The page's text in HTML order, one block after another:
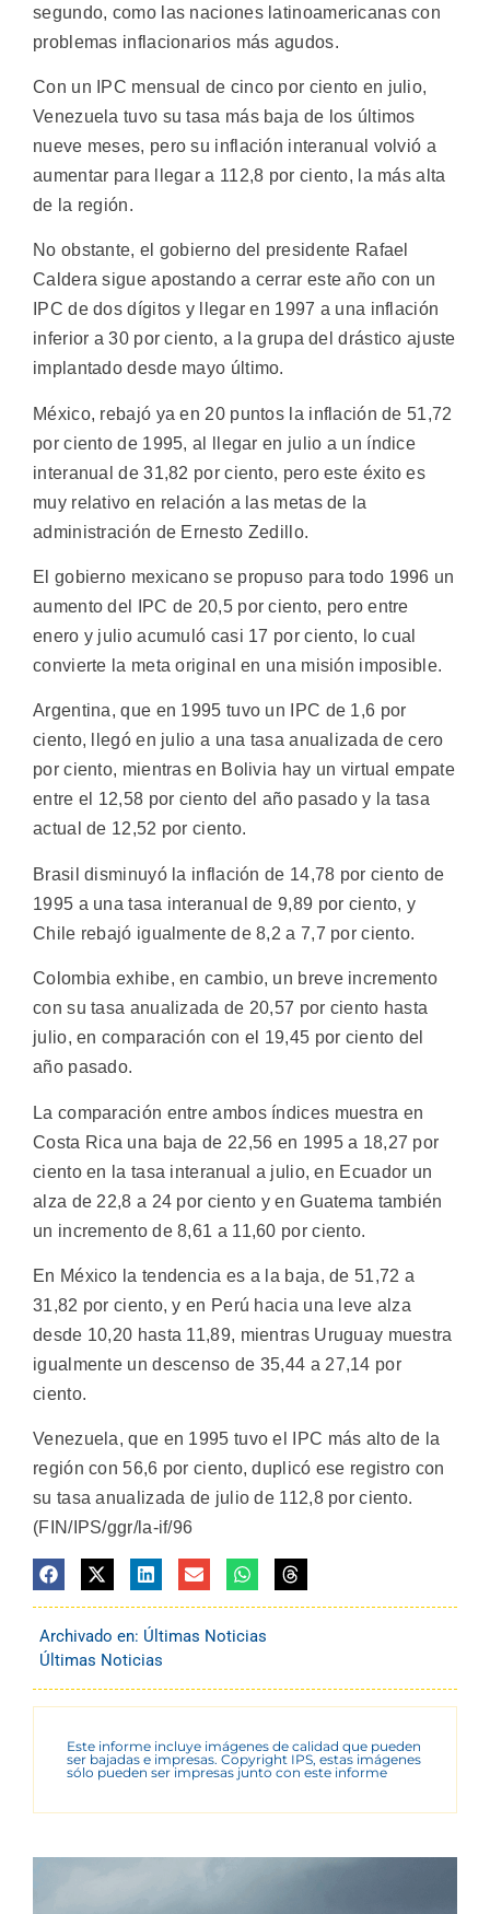
segundo, como las naciones latinoamericanas con
problemas inflacionarios más agudos.
Con un IPC mensual de cinco por ciento en julio,
Venezuela tuvo su tasa más baja de los últimos
nueve meses, pero su inflación interanual volvió a
aumentar para llegar a 112,8 por ciento, la más alta
de la región.
No obstante, el gobierno del presidente Rafael
Caldera sigue apostando a cerrar este año con un
IPC de dos dígitos y llegar en 1997 a una inflación
inferior a 30 por ciento, a la grupa del drástico ajuste
implantado desde mayo último.
México, rebajó ya en 20 puntos la inflación de 51,72
por ciento de 1995, al llegar en julio a un índice
interanual de 31,82 por ciento, pero este éxito es
muy relativo en relación a las metas de la
administración de Ernesto Zedillo.
El gobierno mexicano se propuso para todo 1996 un
aumento del IPC de 20,5 por ciento, pero entre
enero y julio acumuló casi 17 por ciento, lo cual
convierte la meta original en una misión imposible.
Argentina, que en 1995 tuvo un IPC de 1,6 por
ciento, llegó en julio a una tasa anualizada de cero
por ciento, mientras en Bolivia hay un virtual empate
entre el 12,58 por ciento del año pasado y la tasa
actual de 12,52 por ciento.
Brasil disminuyó la inflación de 14,78 por ciento de
1995 a una tasa interanual de 9,89 por ciento, y
Chile rebajó igualmente de 8,2 a 7,7 por ciento.
Colombia exhibe, en cambio, un breve incremento
con su tasa anualizada de 20,57 por ciento hasta
julio, en comparación con el 19,45 por ciento del
año pasado.
La comparación entre ambos índices muestra en
Costa Rica una baja de 22,56 en 1995 a 18,27 por
ciento en la tasa interanual a julio, en Ecuador un
alza de 22,8 a 24 por ciento y en Guatema también
un incremento de 8,61 a 11,60 por ciento.
En México la tendencia es a la baja, de 51,72 a
31,82 por ciento, y en Perú hacia una leve alza
desde 10,20 hasta 11,89, mientras Uruguay muestra
igualmente un descenso de 35,44 a 27,14 por
ciento.
Venezuela, que en 1995 tuvo el IPC más alto de la
región con 56,6 por ciento, duplicó ese registro con
su tasa anualizada de julio de 112,8 por ciento.
(FIN/IPS/ggr/la-if/96
Archivado en: Últimas Noticias
Últimas Noticias
Este informe incluye imágenes de calidad que pueden
ser bajadas e impresas. Copyright IPS, estas imágenes
sólo pueden ser impresas junto con este informe